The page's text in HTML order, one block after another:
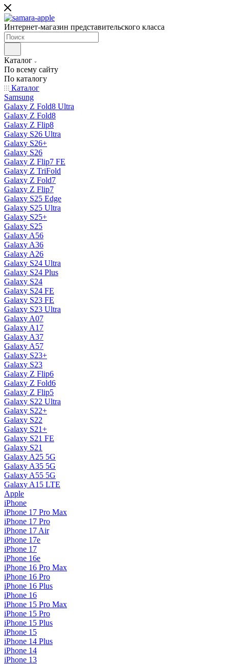
Интернет-магазин представительского класса
Каталог
По всему сайту
По каталогу
Каталог
Samsung
Galaxy Z Fold8 Ultra
Galaxy Z Fold8
Galaxy Z Flip8
Galaxy S26 Ultra
Galaxy S26+
Galaxy S26
Galaxy Z Flip7 FE
Galaxy Z TriFold
Galaxy Z Fold7
Galaxy Z Flip7
Galaxy S25 Edge
Galaxy S25 Ultra
Galaxy S25+
Galaxy S25
Galaxy A56
Galaxy A36
Galaxy A26
Galaxy S24 Ultra
Galaxy S24 Plus
Galaxy S24
Galaxy S24 FE
Galaxy S23 FE
Galaxy S23 Ultra
Galaxy A07
Galaxy A17
Galaxy A37
Galaxy A57
Galaxy S23+
Galaxy S23
Galaxy Z Flip6
Galaxy Z Fold6
Galaxy Z Flip5
Galaxy S22 Ultra
Galaxy S22+
Galaxy S22
Galaxy S21+
Galaxy S21 FE
Galaxy S21
Galaxy A25 5G
Galaxy A35 5G
Galaxy A55 5G
Galaxy A15 LTE
Apple
iPhone
iPhone 17 Pro Max
iPhone 17 Pro
iPhone 17 Air
iPhone 17e
iPhone 17
iPhone 16e
iPhone 16 Pro Max
iPhone 16 Pro
iPhone 16 Plus
iPhone 16
iPhone 15 Pro Max
iPhone 15 Pro
iPhone 15 Plus
iPhone 15
iPhone 14 Plus
iPhone 14
iPhone 13